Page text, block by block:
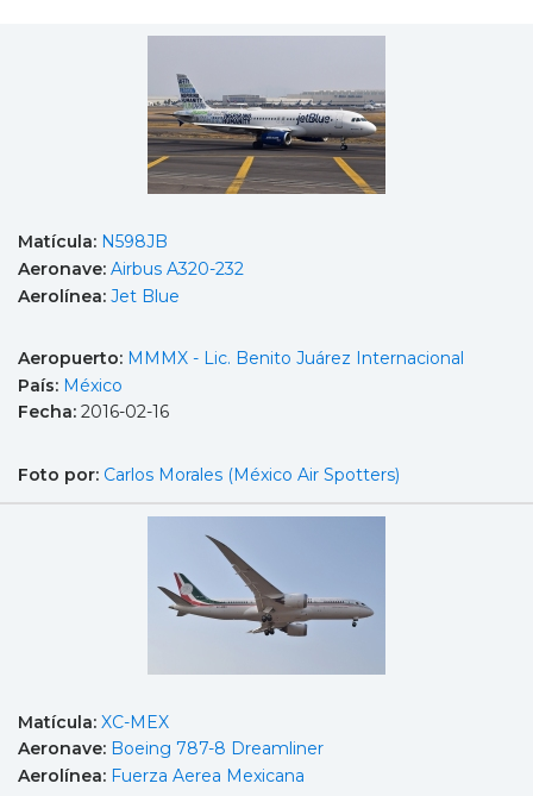
Matícula: N598JB
Aeronave: Airbus A320-232
Aerolínea: Jet Blue
Aeropuerto: MMMX - Lic. Benito Juárez Internacional
País: México
Fecha: 2016-02-16
Foto por: Carlos Morales (México Air Spotters)
Matícula: XC-MEX
Aeronave: Boeing 787-8 Dreamliner
Aerolínea: Fuerza Aerea Mexicana